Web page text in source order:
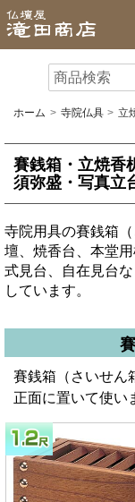
ホーム 寺院仏具 立
賽銭箱・立焼香
須弥盛・写真立
寺院用具の賽銭箱
壇、焼香台、本堂
式見台、自在見台
しています。
賽銭箱（さいせん
正面に置いて使い